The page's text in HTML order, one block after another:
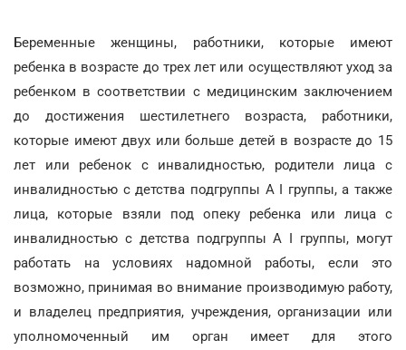
Беременные женщины, работники, которые имеют
ребенка в возрасте до трех лет или осуществляют уход за
ребенком в соответствии с медицинским заключением
до достижения шестилетнего возраста, работники,
которые имеют двух или больше детей в возрасте до 15
лет или ребенок с инвалидностью, родители лица с
инвалидностью с детства подгруппы А I группы, а также
лица, которые взяли под опеку ребенка или лица с
инвалидностью с детства подгруппы А I группы, могут
работать на условиях надомной работы, если это
возможно, принимая во внимание производимую работу,
и владелец предприятия, учреждения, организации или
уполномоченный им орган имеет для этого